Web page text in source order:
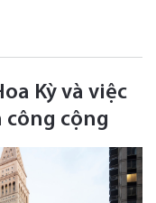
Kỳ và việc
cộng